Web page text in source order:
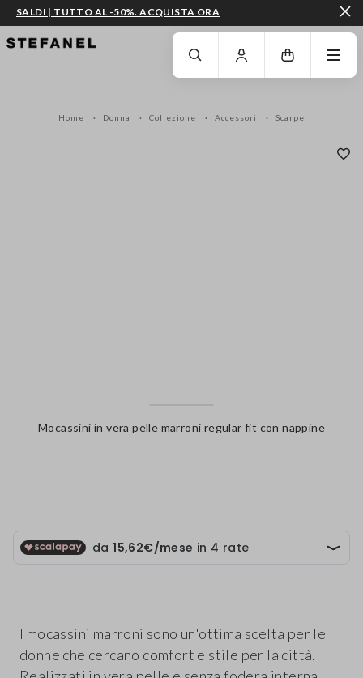
VAI AL CONTENUTO PRINCIPALE SCENDI AL FONDO DELLA PAGINA
SALDI | TUTTO AL -50%. ACQUISTA ORA
Home Donna Collezione Accessori Scarpe
Mocassini in vera pelle marroni regular fit con nappine
I mocassini marroni sono un'ottima scelta per le
donne che cercano comfort e stile per la città.